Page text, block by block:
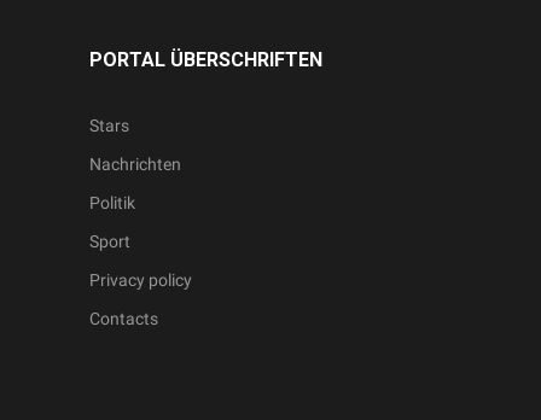
PORTAL ÜBERSCHRIFTEN
Stars
Nachrichten
Politik
Sport
Privacy policy
Contacts